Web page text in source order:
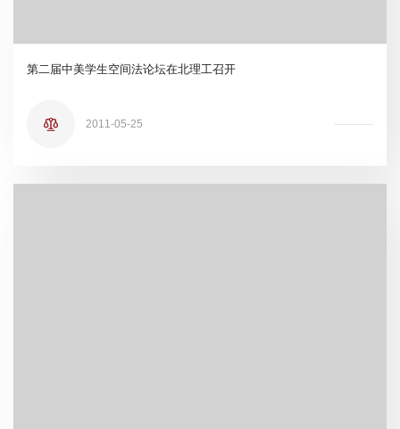
第二届中美学生空间法论坛在北理工召开
2011-05-25